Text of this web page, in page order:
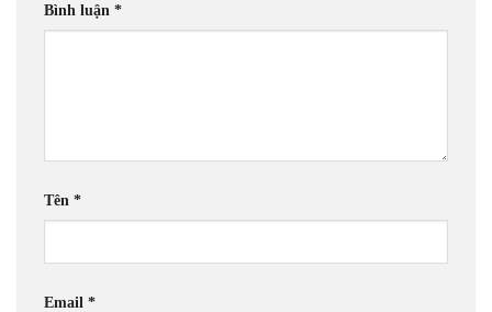
Bình luận *
Tên *
Email *